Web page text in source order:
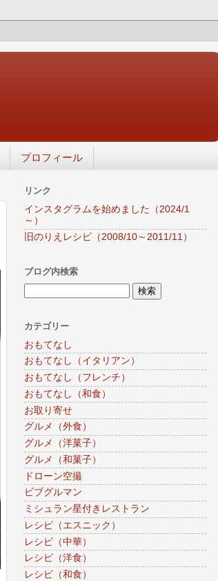
プロフィール
リンク
インスタグラムを始めました（2024/1
～）
旧のりえレシピ（2008/10～2011/11）
ブログ内検索
カテゴリー
おもてなし
おもてなし（イタリアン）
おもてなし（フレンチ）
おもてなし（和食）
お取り寄せ
グルメ（外食）
グルメ（洋菓子）
グルメ（和菓子）
ドローン空撮
ビブグルマン
ミシュラン星付きレストラン
レシピ（エスニック）
レシピ（中華）
レシピ（洋食）
レシピ（和食）